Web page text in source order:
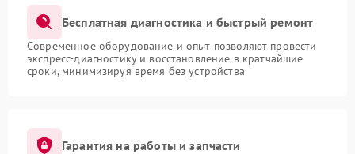
Бесплатная диагностика и быстрый ремонт
Современное оборудование и опыт позволяют провести
экспресс-диагностику и восстановление в кратчайшие
сроки, минимизируя время без устройства
Гарантия на работы и запчасти